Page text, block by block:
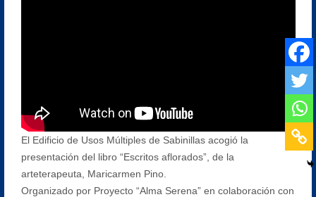
El Edificio de Usos Múltiples de Sabinillas acogió la
presentación del libro “Escritos aflorados”, de la
arteterapeuta, Maricarmen Pino.
Organizado por Proyecto “Alma Serena” en colaboración con